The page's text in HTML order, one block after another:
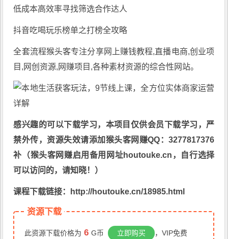
低成本高效率寻找筛选合作达人
抖音吃喝玩乐榜单之打榜全攻略
全套流程猴头客专注分享网上赚钱教程,直播电商,创业项
目,网创资源, 网赚项目 ,各种素材资源的综合性网站。
感兴趣的可以下载学习，本项目仅供会员下载学习，严
禁外传，资源失效请添加猴头客网赚QQ：3277817376
补（猴头客网赚启用备用网址houtouke.cn，自行选择
可以访问的，请知晓！）
课程下载链接：http://houtouke.cn/18985.html
资源下载
此资源下载价格为 6 G币 立即购买 ，VIP免费